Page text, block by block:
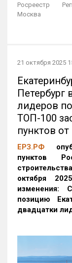
Росреестр
Москва
21 октября 2025
Петербург
лидеров
ТОП-100
пунктов
ЕРЗ.РФ
пунктов
октября
изменения:
позицию
двадцатки